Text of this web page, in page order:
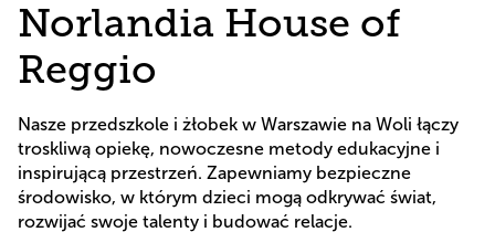
Norlandia House of
Reggio
Nasze przedszkole i żłobek w Warszawie na Woli łączy
troskliwą opiekę, nowoczesne metody edukacyjne i
inspirującą przestrzeń. Zapewniamy bezpieczne
środowisko, w którym dzieci mogą odkrywać świat,
rozwijać swoje talenty i budować relacje.